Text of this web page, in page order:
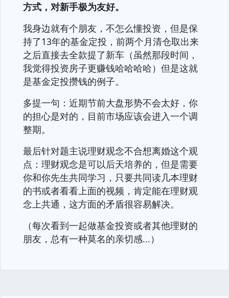
方式，对新手极为友好。
我身边就有个朋友，不怎么懂投资，但是保
持了13年的基金定投，前两个月清仓取出来
之后直接去全款提了新车（虽然那段时间，
我觉得投资房子更赚钱哈哈哈哈）但是这就
是基金定投攒钱的例子。
多提一句：近期节前大盘形势不会太好，你
的担心是对的，目前市场应该会进入一个调
整期。
最后针对题主说理财观念不合想离婚这个观
点：理财观念是可以后天培养的，但是需要
你和你先生共同学习，只要共同读几本理财
的书或者看看上面的视频，肯定能在理财观
念上共通，这方面的矛盾很容易解决。
（每次看到一起做基金投资或者其他理财的
朋友，总有一种莫名的亲切感...）